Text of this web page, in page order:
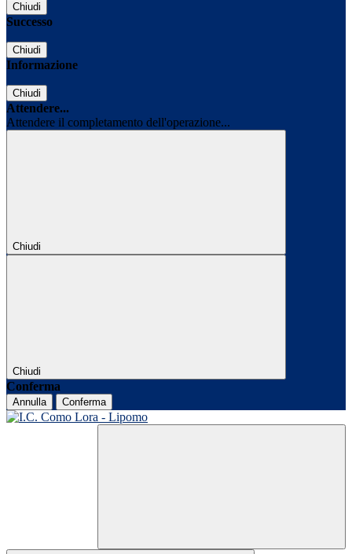
Chiudi
Successo
Chiudi
Informazione
Chiudi
Attendere...
Attendere il completamento dell'operazione...
Chiudi
Chiudi
Conferma
Annulla Conferma